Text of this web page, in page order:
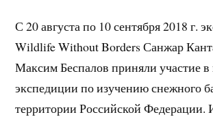
С 20 августа по 10 сентября 2018 г.
Wildlife Without Borders Санжар
Максим Беспалов приняли участие в
экспедиции по изучению снежного
территории Российской Федерации.